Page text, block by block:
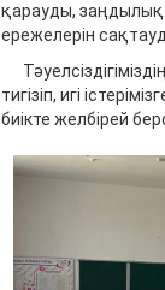
қарауды,
ережелерін
тигізіп, игі
биікте желбірей